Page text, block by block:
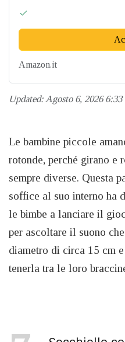
Amazon.it
Updated: Agosto 6, 2026 6:33
Le bambine piccole
rotonde, perché girano e
sempre diverse. Questa
soffice al suo interno ha
le bimbe a lanciare il
per ascoltare il suono
diametro di circa 15 cm
tenerla tra le loro